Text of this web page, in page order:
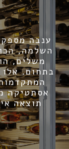
ענבה
השלמה,
משלים,
בתחום. אלו
אסתטיקה
תוצאה